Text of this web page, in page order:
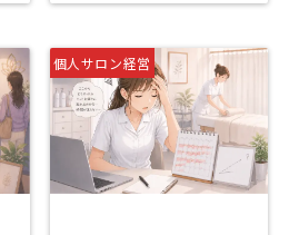
個人サロン経営